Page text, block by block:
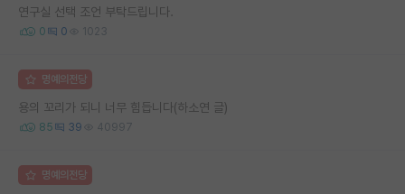
연구실 선택 조언 부탁드립니다.
0 0 1023
명예의전당
용의 꼬리가 되니 너무 힘듭니다(하소연 글)
85 39 40997
명예의전당